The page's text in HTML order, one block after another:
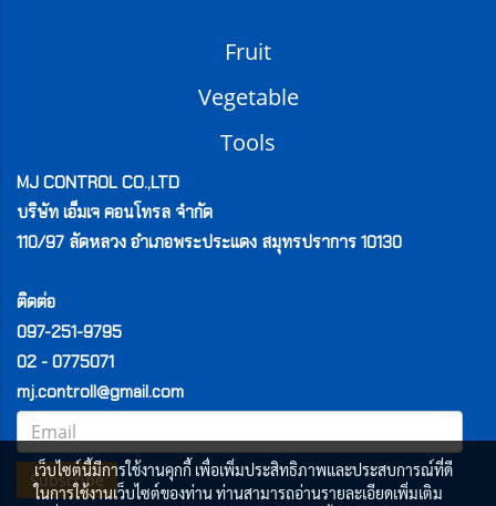
Fruit
Vegetable
Tools
MJ CONTROL CO.,LTD
บริษัท เอ็มเจ คอนโทรล จำกัด
110/97 ลัดหลวง อำเภอพระประแดง สมุทรปราการ 10130
ติดต่อ
097-251-9795
02 - 0775071
mj.controll@gmail.com
Subscribe
เว็บไซต์นี้มีการใช้งานคุกกี้ เพื่อเพิ่มประสิทธิภาพและประสบการณ์ที่ดี
ในการใช้งานเว็บไซต์ของท่าน ท่านสามารถอ่านรายละเอียดเพิ่มเติม